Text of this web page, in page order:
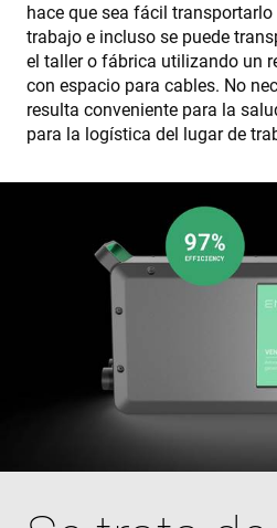
hace que sea fácil
trabajo e incluso se puede
el taller o fábrica utilizando un
con espacio para cables. No
resulta conveniente para la
para la logística del lugar de